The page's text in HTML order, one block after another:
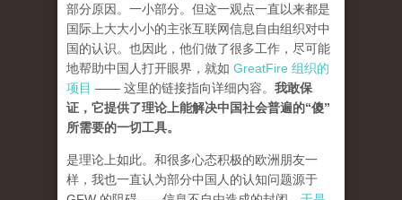
部分原因。一小部分。但这一观点一直以来都是
国际上大大小小的主张互联网信息自由组织对中
国的认识。也因此，他们做了很多工作，尽可能
地帮助中国人打开眼界，就如 GreatFire 组织的
项目 —— 这里的链接指向详细内容。 我敢保
证，它提供了理论上能解决中国社会普遍的“傻”
所需要的一切工具。
是理论上如此。和很多心态积极的欧洲朋友一
样，我也一直认为部分中国人的认知问题源于